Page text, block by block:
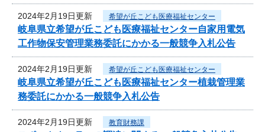
2024年2月19日更新 希望が丘こども医療福祉センター
岐阜県立希望が丘こども医療福祉センター自家用電気
工作物保安管理業務委託にかかる一般競争入札公告
2024年2月19日更新 希望が丘こども医療福祉センター
岐阜県立希望が丘こども医療福祉センター植栽管理業
務委託にかかる一般競争入札公告
2024年2月19日更新 教育財務課